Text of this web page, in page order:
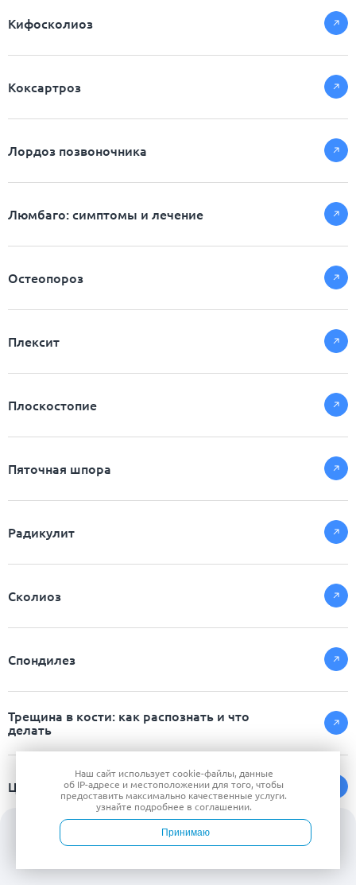
Кифосколиоз
Коксартроз
Лордоз позвоночника
Люмбаго: симптомы и лечение
Остеопороз
Плексит
Плоскостопие
Пяточная шпора
Радикулит
Сколиоз
Спондилез
Трещина в кости: как распознать и что
делать
Цервикалгия
Эпикондилит
Наш сайт используетcookie-файлы, данные
об IP-адресе и местоположении для того, чтобы
предоставить максимально качественные услуги.
узнайте подробнее в соглашении.
Принимаю